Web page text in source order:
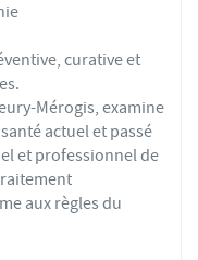
curative et
Mérogis, examine
actuel et passé
et professionnel de
aux règles du